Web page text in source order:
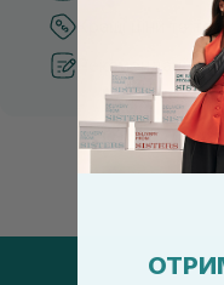
Кращі ціни та
Рекомендації